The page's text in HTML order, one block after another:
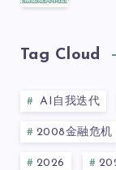
Tag Cloud
AI自我迭代
2008金融危机
2026